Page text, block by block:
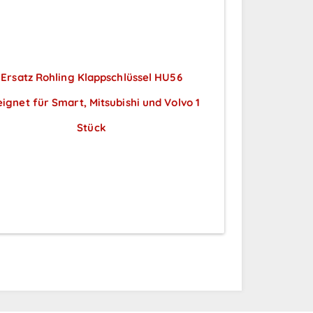
Ersatz Rohling Klappschlüssel HU56
für Smart, Mitsubishi und Volvo 1
Stück